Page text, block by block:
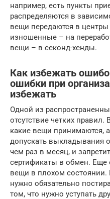
например, есть пункты
распределяются в
вещи передаются в
изношенные – на
вещи – в секонд-хенды.
Как избежать
ошибки при
избежать
Одной из
отсутствие четких
какие вещи принимаются,
допускать выкладывания
чем раз в месяц, и
сертификаты в обмен. Еще
вещи в плохом
нужно обязательно
том, что нужно уступать